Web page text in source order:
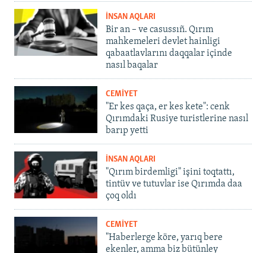
İNSAN AQLARI
Bir an – ve casussıñ. Qırım
mahkemeleri devlet hainligi
qabaatlavlarını daqqalar içinde
nasıl baqalar
CEMİYET
"Er kes qaça, er kes kete": cenk
Qırımdaki Rusiye turistlerine nasıl
barıp yetti
İNSAN AQLARI
"Qırım birdemligi" işini toqtattı,
tintüv ve tutuvlar ise Qırımda daa
çoq oldı
CEMİYET
"Haberlerge köre, yarıq bere
ekenler, amma biz bütünley